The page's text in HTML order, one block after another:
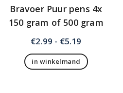
Bravoer Puur pens 4x
150 gram of 500 gram
€2.99 - €5.19
€2.99
tot
in winkelmand